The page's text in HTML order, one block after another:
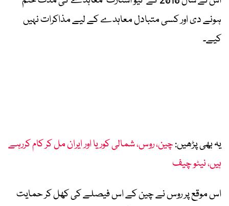
ہونے دی اور کسی متبادل معاہدے کے لیے مذاکرات نہیں
کیے۔
یہ بھی پڑھیں:چین، روس، شمالی کوریا اور ایران مل کر کام کررہے
ہیں، نیٹو چیف
اس موقع پر روس نے چین کے اس فیصلے کی کھل کر حمایت